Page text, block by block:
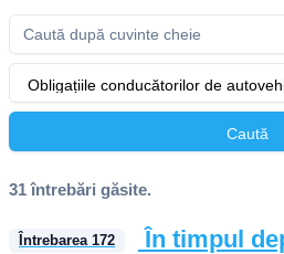
Obligațiile conducătorilor de
Caută
31 întrebări găsite.
Întrebarea 172
În timpul